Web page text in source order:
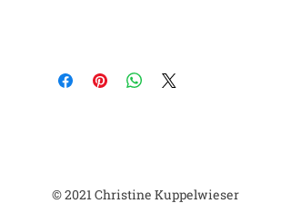
© 2021 Christine Kuppelwieser